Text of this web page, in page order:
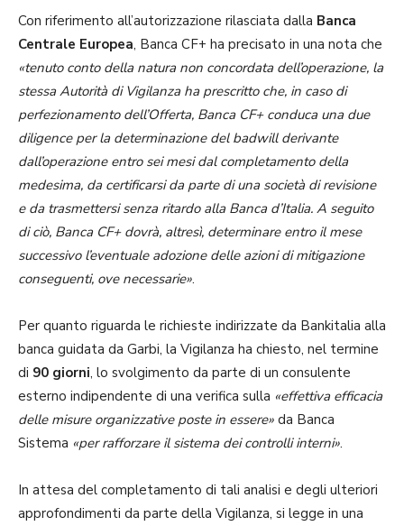
Con riferimento all’autorizzazione rilasciata dalla Banca
Centrale Europea, Banca CF+ ha precisato in una nota che
«tenuto conto della natura non concordata dell’operazione, la
stessa Autorità di Vigilanza ha prescritto che, in caso di
perfezionamento dell’Offerta, Banca CF+ conduca una due
diligence per la determinazione del badwill derivante
dall’operazione entro sei mesi dal completamento della
medesima, da certificarsi da parte di una società di revisione
e da trasmettersi senza ritardo alla Banca d’Italia. A seguito
di ciò, Banca CF+ dovrà, altresì, determinare entro il mese
successivo l’eventuale adozione delle azioni di mitigazione
conseguenti, ove necessarie».
Per quanto riguarda le richieste indirizzate da Bankitalia alla
banca guidata da Garbi, la Vigilanza ha chiesto, nel termine
di 90 giorni, lo svolgimento da parte di un consulente
esterno indipendente di una verifica sulla «effettiva efficacia
delle misure organizzative poste in essere» da Banca
Sistema «per rafforzare il sistema dei controlli interni».
In attesa del completamento di tali analisi e degli ulteriori
approfondimenti da parte della Vigilanza, si legge in una